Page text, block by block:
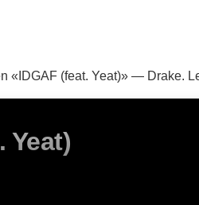
«IDGAF (feat. Yeat)» — Drake.
Yeat)